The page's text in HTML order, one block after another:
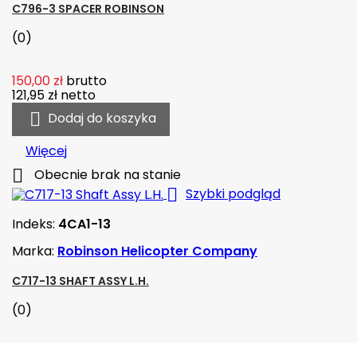
C796-3 SPACER ROBINSON
(0)
150,00 zł brutto
121,95 zł netto
 Dodaj do koszyka
Więcej
 Obecnie brak na stanie
 Szybki podgląd
Indeks: 4CA1-13
Marka: Robinson Helicopter Company
C717-13 SHAFT ASSY L.H.
(0)